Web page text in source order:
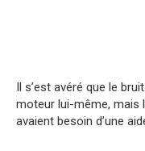
Il s’est avéré que le
moteur lui-même, mais
avaient besoin d’une